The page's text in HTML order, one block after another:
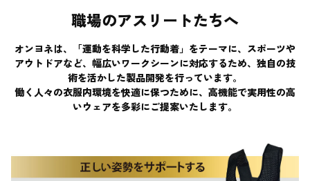
職場のアスリートたちへ
オンヨネは、「運動を科学した行動着」をテーマに、スポーツや
アウトドアなど、幅広いワークシーンに対応するため、独自の技
術を活かした製品開発を行っています。
働く人々の衣服内環境を快適に保つために、高機能で実用性の高
いウェアを多彩にご提案いたします。